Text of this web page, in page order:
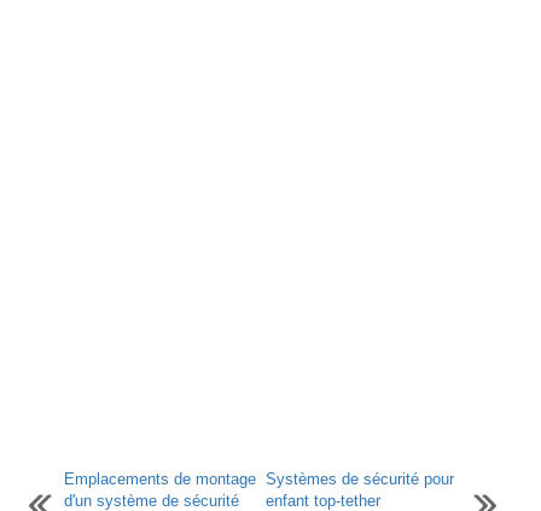
Emplacements de montage
d'un système de sécurité
Systèmes de sécurité pour
enfant top-tether